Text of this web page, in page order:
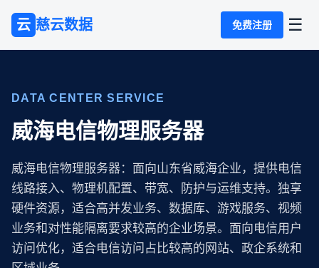
云 慈云数据 免费注册 ☰
DATA CENTER SERVICE
威海电信物理服务器
威海电信物理服务器：面向山东省威海企业，提供电信
线路接入、物理机配置、带宽、防护与运维支持。独享
硬件资源，适合高并发业务、数据库、游戏服务、视频
业务和对性能隔离要求较高的企业场景。面向电信用户
访问优化，适合电信访问占比较高的网站、政企系统和